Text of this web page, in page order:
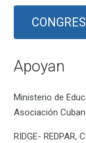
Apoyan
Ministerio de
Asociación
RIDGE- REDPAR,